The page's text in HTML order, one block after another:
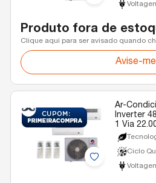
Produto fora de
Clique aqui para ser avisado quando
Avise-me
Ar-
Inverter
1 Via
32 220v
Ciclo